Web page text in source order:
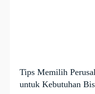
Tips Memilih
untuk Kebutuhan